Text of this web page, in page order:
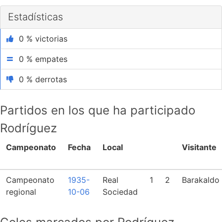
Estadísticas
0 % victorias
0 % empates
0 % derrotas
Partidos en los que ha participado
Rodríguez
Campeonato Fecha Local Visitante
Campeonato
regional
1935-
10-06
Real
Sociedad
1 2 Barakaldo